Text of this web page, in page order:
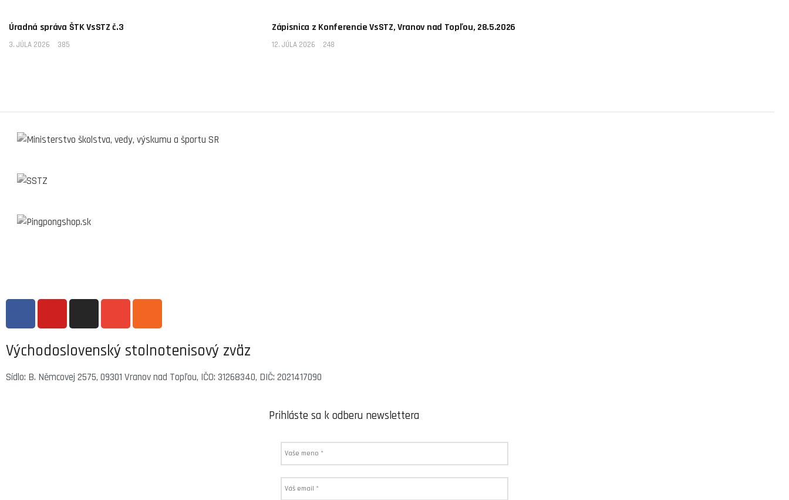
Úradná správa ŠTK VsSTZ č.3
3. JÚLA 2026 385
Zápisnica z Konferencie VsSTZ, Vranov nad Topľou, 28.5.2026
12. JÚLA 2026 248
Východoslovenský stolnotenisový zväz
Sídlo: B. Němcovej 2575, 09301 Vranov nad Topľou, IČO: 31268340, DIČ: 2021417090
Prihláste sa k odberu newslettera